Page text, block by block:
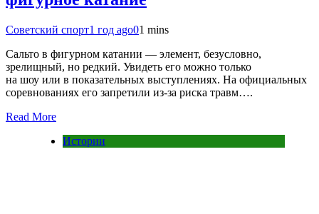
Советский спорт1 год ago01 mins
Сальто в фигурном катании — элемент, безусловно,
зрелищный, но редкий. Увидеть его можно только
на шоу или в показательных выступлениях. На официальных
соревнованиях его запретили из-за риска травм….
Read More
Истории